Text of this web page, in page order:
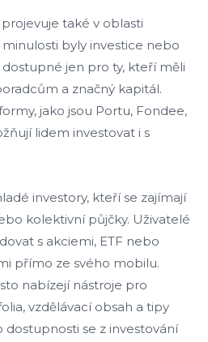
také v oblasti
byly investice nebo
jen pro ty, kteří měli
a značný kapitál.
jako jsou Portu, Fondee,
lidem investovat i s
investory, kteří se zajímají
kolektivní půjčky. Uživatelé
s akciemi, ETF nebo
přímo ze svého mobilu.
nabízejí nástroje pro
vzdělávací obsah a tipy
dostupnosti se z investování